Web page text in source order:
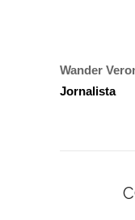
Wander
Jornalista